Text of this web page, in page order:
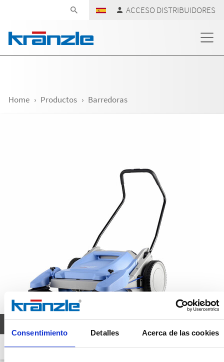
Consentimiento Detalles Acerca de las cookies
ACCESO DISTRIBUIDORES
Home Productos Barredoras
Nº de art.: 50079